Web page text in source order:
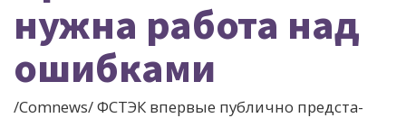
нужна работа над
ошибками
/Comnews/ ФСТЭК впер­вые пуб­лично пред­ста­